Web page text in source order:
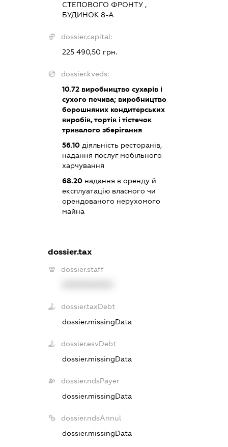
СТЕПОВОГО ФРОНТУ ,
БУДИНОК 8-А
dossier.capital:
225 490,50 грн.
dossier.kveds:
10.72 виробництво сухарів і
сухого печива; виробництво
борошняних кондитерських
виробів, тортів і тістечок
тривалого зберігання
56.10 діяльність ресторанів,
надання послуг мобільного
харчування
68.20 надання в оренду й
експлуатацію власного чи
орендованого нерухомого
майна
dossier.tax
dossier.staff
dossier.taxDebt
dossier.missingData
dossier.esvDebt
dossier.missingData
dossier.ndsPayer
dossier.missingData
dossier.ndsAnnul
dossier.missingData